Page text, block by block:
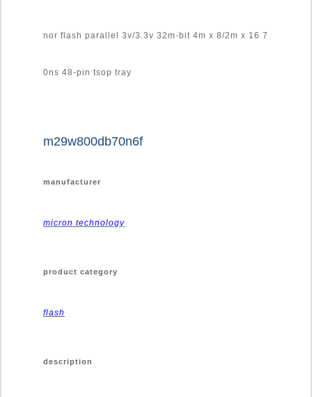
nor flash parallel 3v/3.3v 32m-bit 4m x 8/2m x 16 7
0ns 48-pin tsop tray
m29w800db70n6f
manufacturer
micron technology
product category
flash
description